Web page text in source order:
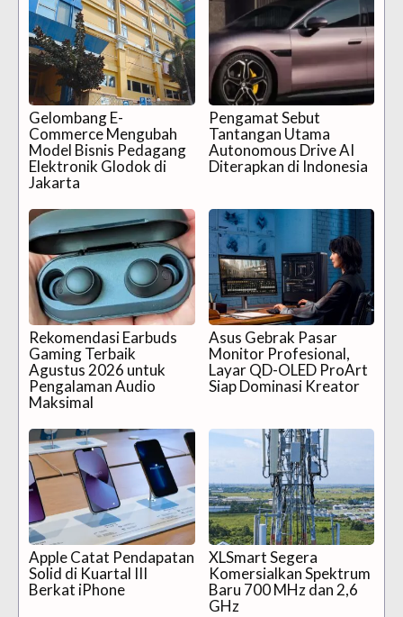
Gelombang E-
Commerce Mengubah
Model Bisnis Pedagang
Elektronik Glodok di
Jakarta
Pengamat Sebut
Tantangan Utama
Autonomous Drive AI
Diterapkan di Indonesia
Rekomendasi Earbuds
Gaming Terbaik
Agustus 2026 untuk
Pengalaman Audio
Maksimal
Asus Gebrak Pasar
Monitor Profesional,
Layar QD-OLED ProArt
Siap Dominasi Kreator
Apple Catat Pendapatan
Solid di Kuartal III
Berkat iPhone
XLSmart Segera
Komersialkan Spektrum
Baru 700 MHz dan 2,6
GHz